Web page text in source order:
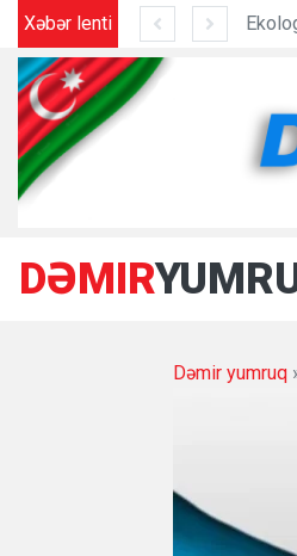
Xəbər lenti
DƏMIR
Dəmir yumruq